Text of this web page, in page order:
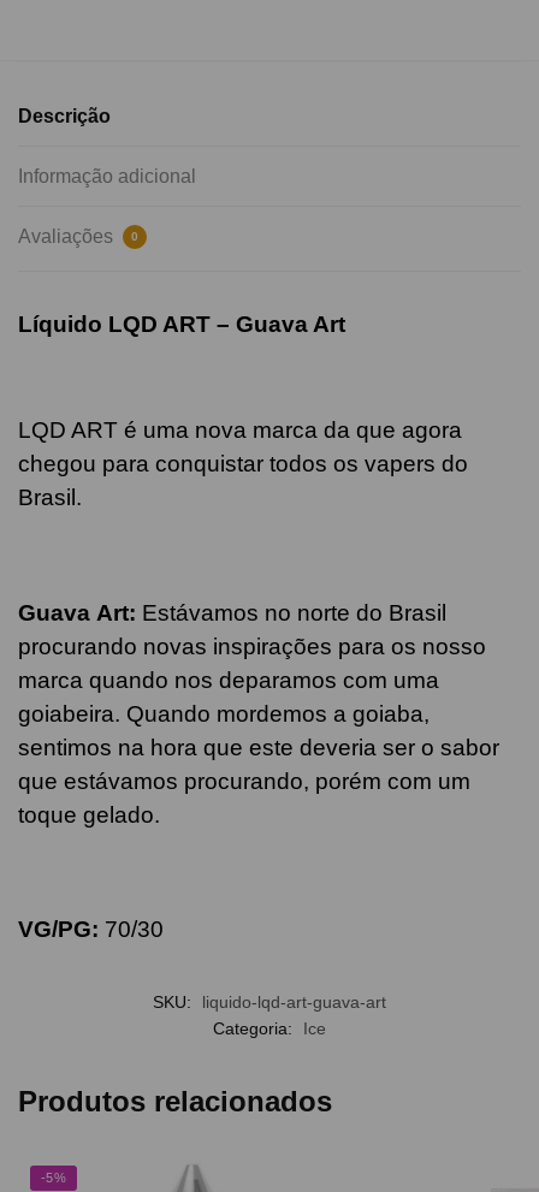
Descrição
Informação adicional
Avaliações 0
Líquido LQD ART – Guava Art
LQD ART é uma nova marca da que agora
chegou para conquistar todos os vapers do
Brasil.
Guava Art: Estávamos no norte do Brasil
procurando novas inspirações para os nosso
marca quando nos deparamos com uma
goiabeira. Quando mordemos a goiaba,
sentimos na hora que este deveria ser o sabor
que estávamos procurando, porém com um
toque gelado.
VG/PG: 70/30
SKU:
liquido-lqd-art-guava-art
Categoria:
Ice
Produtos relacionados
-5%